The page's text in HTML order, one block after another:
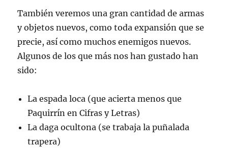
También veremos una gran cantidad de armas
y objetos nuevos, como toda expansión que se
precie, así como muchos enemigos nuevos.
Algunos de los que más nos han gustado han
sido:
La espada loca (que acierta menos que
Paquirrín en Cifras y Letras)
La daga ocultona (se trabaja la puñalada
trapera)